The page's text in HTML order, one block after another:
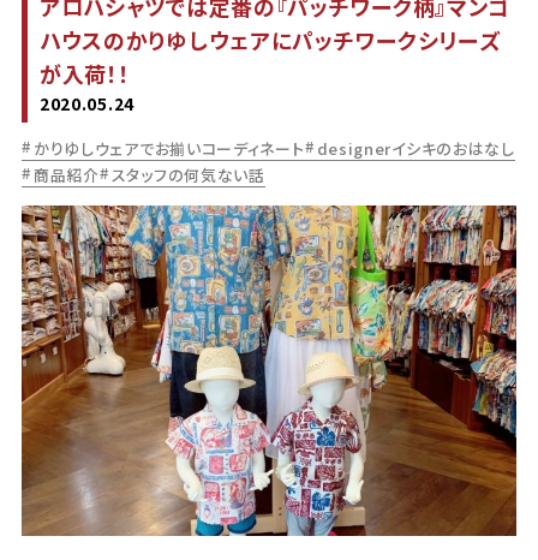
アロハシャツでは定番の『パッチワーク柄』マンゴ
ハウスのかりゆしウェアにパッチワークシリーズ
が入荷！！
2020.05.24
かりゆしウェアでお揃いコーディネート
designerイシキのおはなし
商品紹介
スタッフの何気ない話